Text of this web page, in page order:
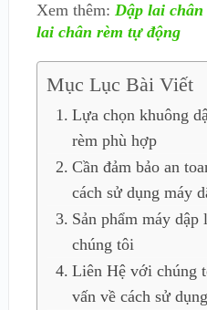
Xem thêm: Dập lai chân
lai chân rèm tự động
Mục Lục Bài Viết
Lựa chọn khuông
rèm phù hợp
Cần đảm bảo an
cách sử dụng máy
Sản phẩm máy dập
chúng tôi
Liên Hệ với chúng
vấn về cách sử